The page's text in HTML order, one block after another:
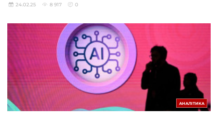
24.02.25 8 917 0
АНАЛІТИКА